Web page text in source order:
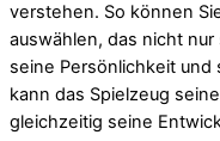
verstehen. So können
auswählen, das nicht
seine Persönlichkeit und
kann das Spielzeug
gleichzeitig seine